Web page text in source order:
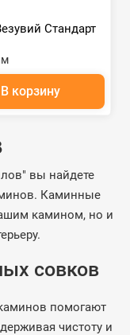
Стандарт
В корзину
вы найдете
Каминные
камином, но и
совков
помогают
чистоту и